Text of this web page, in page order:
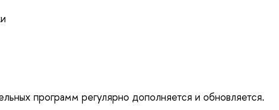
программ регулярно дополняется и обновляется.